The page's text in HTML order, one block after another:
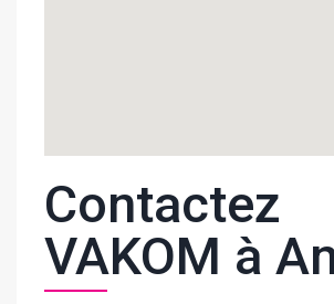
Contactez
VAKOM à